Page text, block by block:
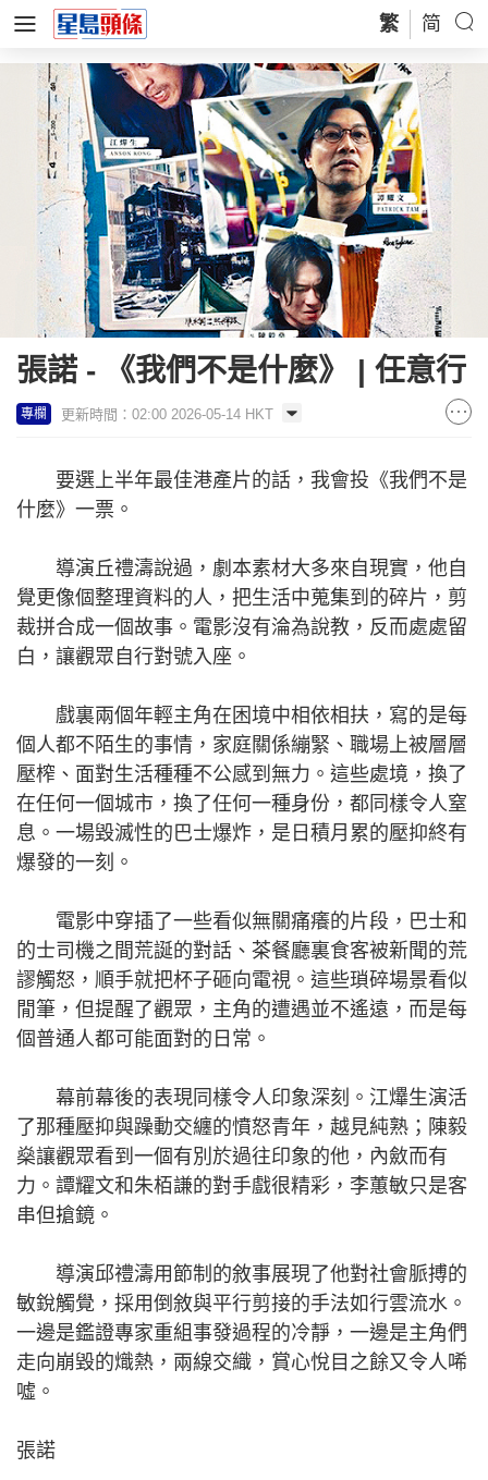
繁 简
張諾 - 《我們不是什麼》 | 任意行
專欄 更新時間：02:00 2026-05-14 HKT
要選上半年最佳港產片的話，我會投《我們不是
什麼》一票。
導演丘禮濤說過，劇本素材大多來自現實，他自
覺更像個整理資料的人，把生活中蒐集到的碎片，剪
裁拼合成一個故事。電影沒有淪為說教，反而處處留
白，讓觀眾自行對號入座。
戲裏兩個年輕主角在困境中相依相扶，寫的是每
個人都不陌生的事情，家庭關係繃緊、職場上被層層
壓榨、面對生活種種不公感到無力。這些處境，換了
在任何一個城市，換了任何一種身份，都同樣令人窒
息。一場毀滅性的巴士爆炸，是日積月累的壓抑終有
爆發的一刻。
電影中穿插了一些看似無關痛癢的片段，巴士和
的士司機之間荒誕的對話、茶餐廳裏食客被新聞的荒
謬觸怒，順手就把杯子砸向電視。這些瑣碎場景看似
閒筆，但提醒了觀眾，主角的遭遇並不遙遠，而是每
個普通人都可能面對的日常。
幕前幕後的表現同樣令人印象深刻。江𤒹生演活
了那種壓抑與躁動交纏的憤怒青年，越見純熟；陳毅
燊讓觀眾看到一個有別於過往印象的他，內斂而有
力。譚耀文和朱栢謙的對手戲很精彩，李蕙敏只是客
串但搶鏡。
導演邱禮濤用節制的敘事展現了他對社會脈搏的
敏銳觸覺，採用倒敘與平行剪接的手法如行雲流水。
一邊是鑑證專家重組事發過程的冷靜，一邊是主角們
走向崩毀的熾熱，兩線交織，賞心悅目之餘又令人唏
噓。
張諾